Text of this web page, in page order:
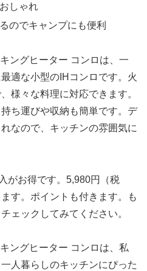
しゃれ
のでキャンプにも便利
ングヒーター コンロは、一
適な小型のIHコンロです。火
様々な料理に対応できます。
ち運びや収納も簡単です。デ
なので、キッチンの雰囲気に
がお得です。5,980円（税
す。ポイントも付きます。も
ェックしてみてください。
ングヒーター コンロは、私
人暮らしのキッチンにぴった